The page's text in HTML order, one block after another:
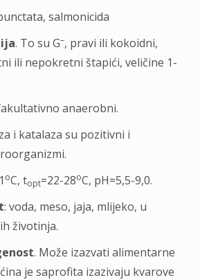
salmonicida
. To su G–, pravi ili kokoidni,
ili nepokretni štapići, veličine 1-
anaerobni.
i katalaza su pozitivni i
oC, topt=22-28oC, pH=5,5-9,0.
: voda, meso, jaja, mlijeko, u
životinja.
. Može izazvati alimentarne
je saprofita izazivaju kvarove